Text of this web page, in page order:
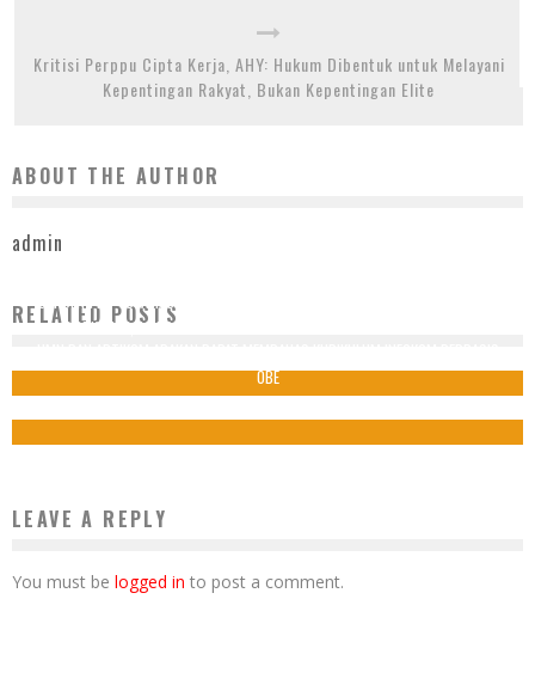
Kritisi Perppu Cipta Kerja, AHY: Hukum Dibentuk untuk Melayani
Kepentingan Rakyat, Bukan Kepentingan Elite
ABOUT THE AUTHOR
admin
RELATED POSTS
GANDENG PT TOYAMAS ARTHA MITRATAMA ( TAM ), BINTARO KIDS CARE GELAR
WORKSHOP, AJAK MASYARAKAT PEDULI ANAK BERKEBUTUHAN KHUSUS
OBE
LEAVE A REPLY
You must be logged in to post a comment.